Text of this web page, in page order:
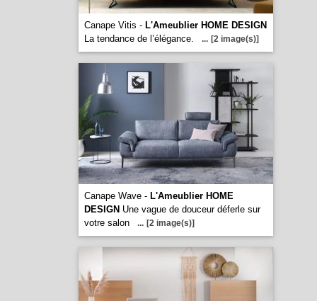
Canape Vitis - L'Ameublier HOME DESIGN
La tendance de l’élégance.
... [2 image(s)]
Canape Wave - L'Ameublier HOME
DESIGN Une vague de douceur déferle sur
votre salon
... [2 image(s)]